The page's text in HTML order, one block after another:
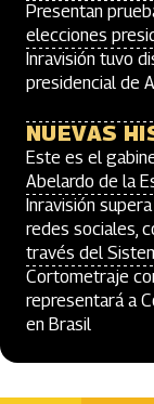
Presentan
elecciones
Inravisión tuvo
presidencial de
NUEVAS
Este es el
Abelardo de la
Inravisión
redes sociales,
través del
Cortometraje
representará a
en Brasil